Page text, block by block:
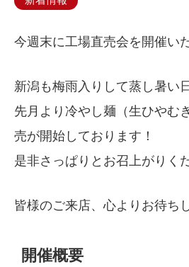
今週末に工場直売会を開催い
新潟も梅雨入りして蒸し暑い
先月より冷やし麺（生ひやむ
売が開始しております！
是非さっぱりとお召上がりく
皆様のご来店、心よりお待ち
開催概要